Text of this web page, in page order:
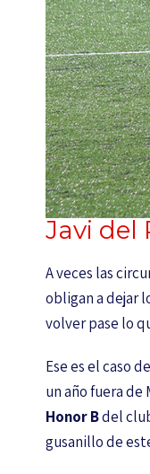
Javi del
A veces las
obligan a dejar
volver pase lo
Ese es el caso de
un año fuera
Honor Bdel
gusanillo de